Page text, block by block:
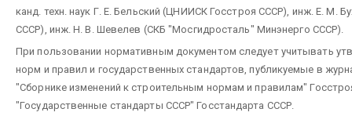
канд. техн. наук Г. Е. Бельский (ЦНИИСК Госстроя СССР), инж. Е. М.
СССР), инж. Н. В. Шевелев (СКБ "Мосгидросталь" Минэнерго СССР).
При пользовании нормативным документом следует учитывать
норм и правил и государственных стандартов, публикуемые в
"Сборнике изменений к строительным нормам и правилам"
"Государственные стандарты СССР" Госстандарта СССР.